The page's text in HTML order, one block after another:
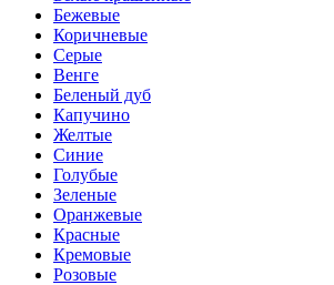
Бежевые
Коричневые
Серые
Венге
Беленый дуб
Капучино
Желтые
Синие
Голубые
Зеленые
Оранжевые
Красные
Кремовые
Розовые